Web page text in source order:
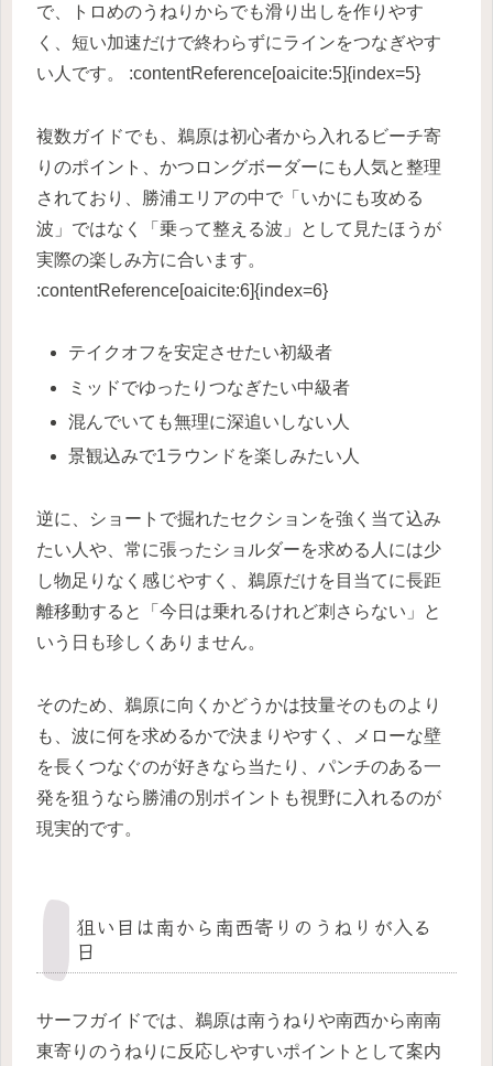
で、トロめのうねりからでも滑り出しを作りやす
く、短い加速だけで終わらずにラインをつなぎやす
い人です。 :contentReference[oaicite:5]{index=5}
複数ガイドでも、鵜原は初心者から入れるビーチ寄
りのポイント、かつロングボーダーにも人気と整理
されており、勝浦エリアの中で「いかにも攻める
波」ではなく「乗って整える波」として見たほうが
実際の楽しみ方に合います。
:contentReference[oaicite:6]{index=6}
テイクオフを安定させたい初級者
ミッドでゆったりつなぎたい中級者
混んでいても無理に深追いしない人
景観込みで1ラウンドを楽しみたい人
逆に、ショートで掘れたセクションを強く当て込み
たい人や、常に張ったショルダーを求める人には少
し物足りなく感じやすく、鵜原だけを目当てに長距
離移動すると「今日は乗れるけれど刺さらない」と
いう日も珍しくありません。
そのため、鵜原に向くかどうかは技量そのものより
も、波に何を求めるかで決まりやすく、メローな壁
を長くつなぐのが好きなら当たり、パンチのある一
発を狙うなら勝浦の別ポイントも視野に入れるのが
現実的です。
狙い目は南から南西寄りのうねりが入る
日
サーフガイドでは、鵜原は南うねりや南西から南南
東寄りのうねりに反応しやすいポイントとして案内